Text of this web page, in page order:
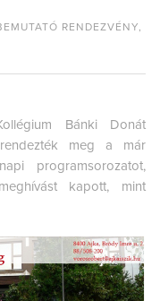
RENDEZVÉNY,
Bánki Donát
rendezték meg a már
programsorozatot,
kapott, mint